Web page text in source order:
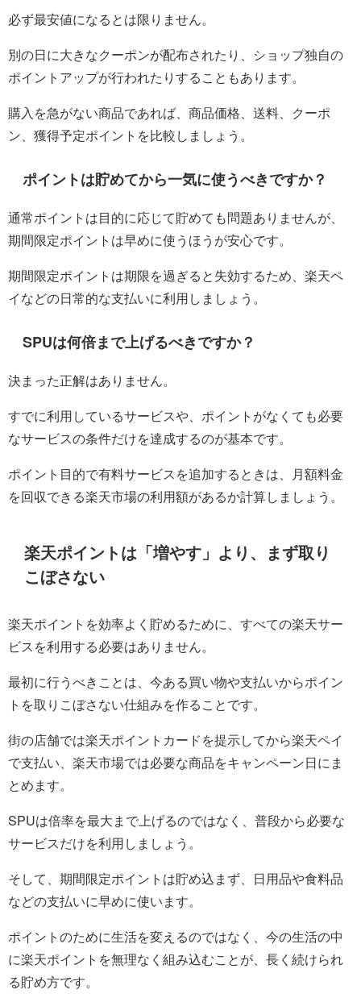
必ず最安値になるとは限りません。
別の日に大きなクーポンが配布されたり、ショップ独自の
ポイントアップが行われたりすることもあります。
購入を急がない商品であれば、商品価格、送料、クーポ
ン、獲得予定ポイントを比較しましょう。
ポイントは貯めてから一気に使うべきですか？
通常ポイントは目的に応じて貯めても問題ありませんが、
期間限定ポイントは早めに使うほうが安心です。
期間限定ポイントは期限を過ぎると失効するため、楽天ペ
イなどの日常的な支払いに利用しましょう。
SPUは何倍まで上げるべきですか？
決まった正解はありません。
すでに利用しているサービスや、ポイントがなくても必要
なサービスの条件だけを達成するのが基本です。
ポイント目的で有料サービスを追加するときは、月額料金
を回収できる楽天市場の利用額があるか計算しましょう。
楽天ポイントは「増やす」より、まず取り
こぼさない
楽天ポイントを効率よく貯めるために、すべての楽天サー
ビスを利用する必要はありません。
最初に行うべきことは、今ある買い物や支払いからポイン
トを取りこぼさない仕組みを作ることです。
街の店舗では楽天ポイントカードを提示してから楽天ペイ
で支払い、楽天市場では必要な商品をキャンペーン日にま
とめます。
SPUは倍率を最大まで上げるのではなく、普段から必要な
サービスだけを利用しましょう。
そして、期間限定ポイントは貯め込まず、日用品や食料品
などの支払いに早めに使います。
ポイントのために生活を変えるのではなく、今の生活の中
に楽天ポイントを無理なく組み込むことが、長く続けられ
る貯め方です。